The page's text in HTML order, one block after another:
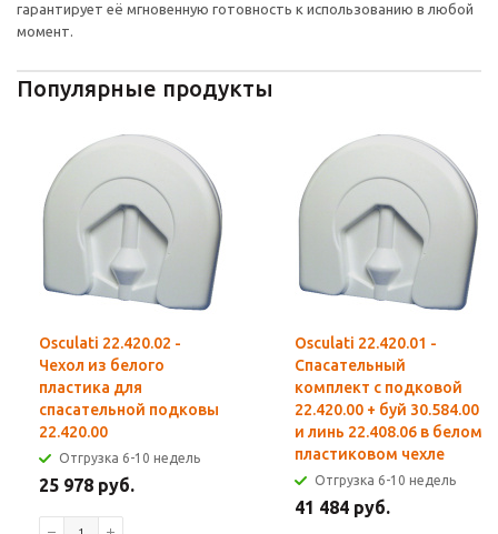
гарантирует её мгновенную готовность к использованию в любой
момент.
Популярные продукты
Osculati 22.420.02 -
Чехол из белого
пластика для
спасательной подковы
22.420.00
Отгрузка 6-10 недель
25 978 руб.
Osculati 22.420.01 -
Спасательный
комплект с подковой
22.420.00 + буй 30.584.00
и линь 22.408.06 в белом
пластиковом чехле
Отгрузка 6-10 недель
41 484 руб.